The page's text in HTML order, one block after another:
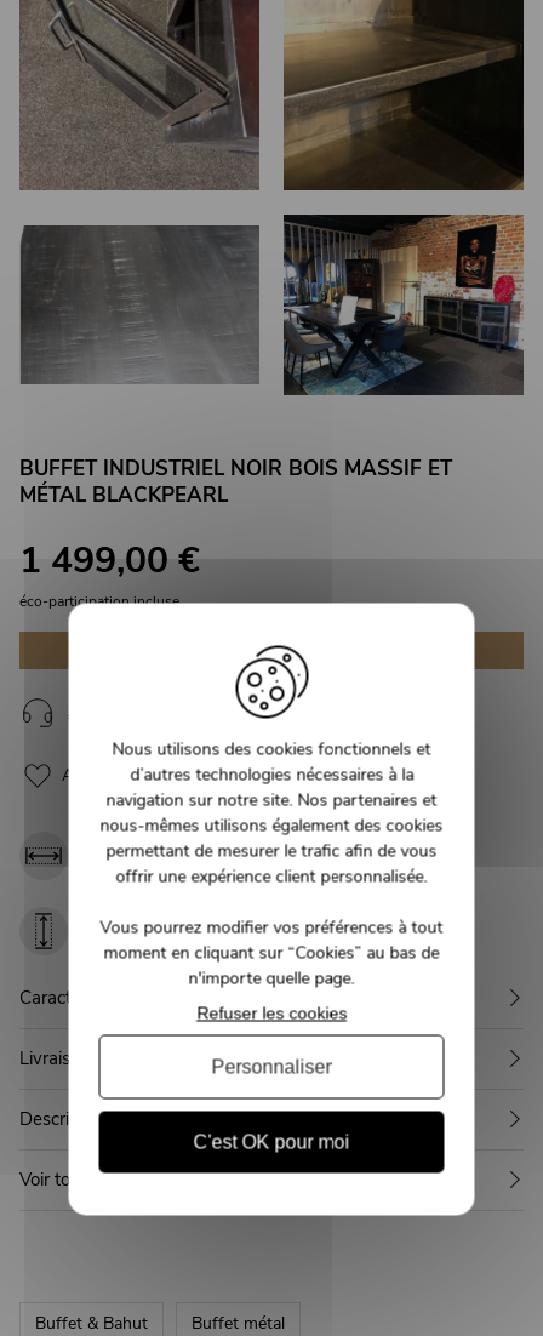
BUFFET INDUSTRIEL NOIR BOIS MASSIF ET
MÉTAL BLACKPEARL
1 499,00 €
éco-participation incluse
Disponible uniquement en magasin
J'ai une question à propos de ce produit
Ajouter à mes coups de cœur
Largeur :
46 cm
Longueur :
180 cm
Hauteur :
90 cm
Caractéristiques
Livraison
Description
Voir toute la collection BLACKPEARL
Buffet & Bahut Buffet métal
Nous utilisons des cookies fonctionnels et
d’autres technologies nécessaires à la
navigation sur notre site. Nos partenaires et
nous-mêmes utilisons également des cookies
permettant de mesurer le trafic afin de vous
offrir une expérience client personnalisée.
Vous pourrez modifier vos préférences à tout
moment en cliquant sur “Cookies” au bas de
n'importe quelle page.
C'est OK pour moi
Refuser les cookies
Personnaliser